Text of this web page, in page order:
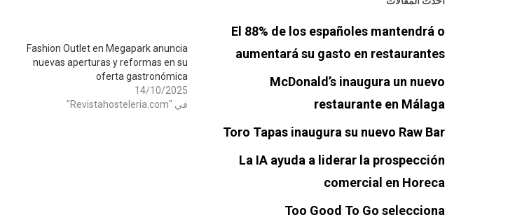
Fashion Outlet en Megapark anuncia
nuevas aperturas y reformas en su
oferta gastronómica
14/10/2025
في "Revistahosteleria.com"
El 88% de los españoles mantendrá o
aumentará su gasto en restaurantes
McDonald’s inaugura un nuevo
restaurante en Málaga
Toro Tapas inaugura su nuevo Raw Bar
La IA ayuda a liderar la prospección
comercial en Horeca
Too Good To Go selecciona